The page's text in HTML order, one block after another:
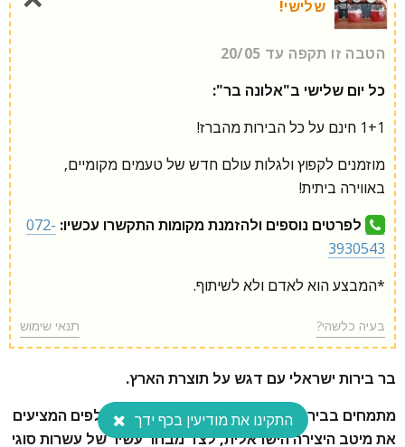
שלישי!
הטבה זו תקפה עד 20/05
כל יום שלישי ב"אלונה בר":
1+1 חינם על כל הבירות מהברז!
מוזמנים לקפוץ ולגלות עולם חדש של טעמים מקומיים,
באווירה ביתית!
לפרטים נוספים ולהזמנת מקומות התקשרו עכשיו: 072-
3930543
*המבצע הוא לאדם ולא לשיתוף.
תנאי שימוש בעיה כלשהי?
בר בירות ישראלי עם דגש על תוצרת הארץ.
מתמחים בבירות מקומיות, עם 7 ברזי בירה מתחלפים המציעים
את מיטב היצירה הישראלית, לצד מבחר עשיר של עשרות סוגי
התקינו את מודיעין בכף ידך